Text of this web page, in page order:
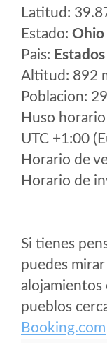
Latitud:
Estado: Ohio
Pais:
Altitud: 892
Poblacion:
Huso
UTC +1:00
Horario de
Horario de
Si tienes
puedes
alojamientos
pueblos
Booking.com